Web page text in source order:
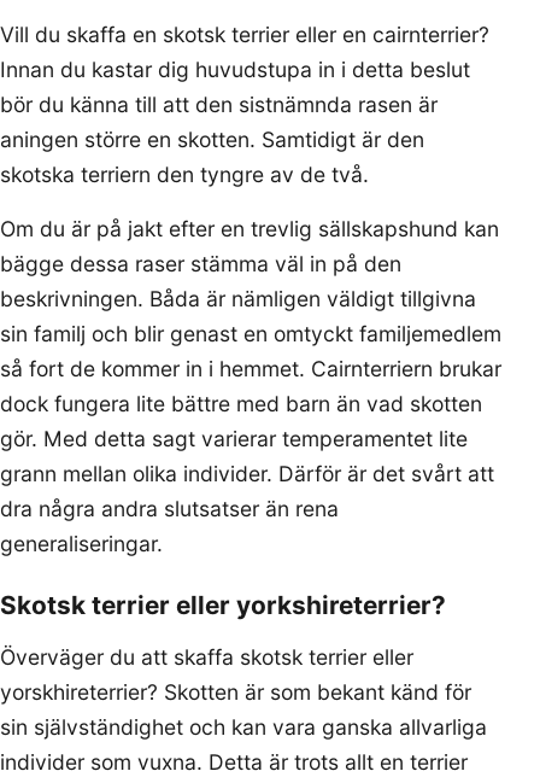
Vill du skaffa en skotsk terrier eller en cairnterrier?
Innan du kastar dig huvudstupa in i detta beslut
bör du känna till att den sistnämnda rasen är
aningen större en skotten. Samtidigt är den
skotska terriern den tyngre av de två.
Om du är på jakt efter en trevlig sällskapshund kan
bägge dessa raser stämma väl in på den
beskrivningen. Båda är nämligen väldigt tillgivna
sin familj och blir genast en omtyckt familjemedlem
så fort de kommer in i hemmet. Cairnterriern brukar
dock fungera lite bättre med barn än vad skotten
gör. Med detta sagt varierar temperamentet lite
grann mellan olika individer. Därför är det svårt att
dra några andra slutsatser än rena
generaliseringar.
Skotsk terrier eller yorkshireterrier?
Överväger du att skaffa skotsk terrier eller
yorskhireterrier? Skotten är som bekant känd för
sin självständighet och kan vara ganska allvarliga
individer som vuxna. Detta är trots allt en terrier